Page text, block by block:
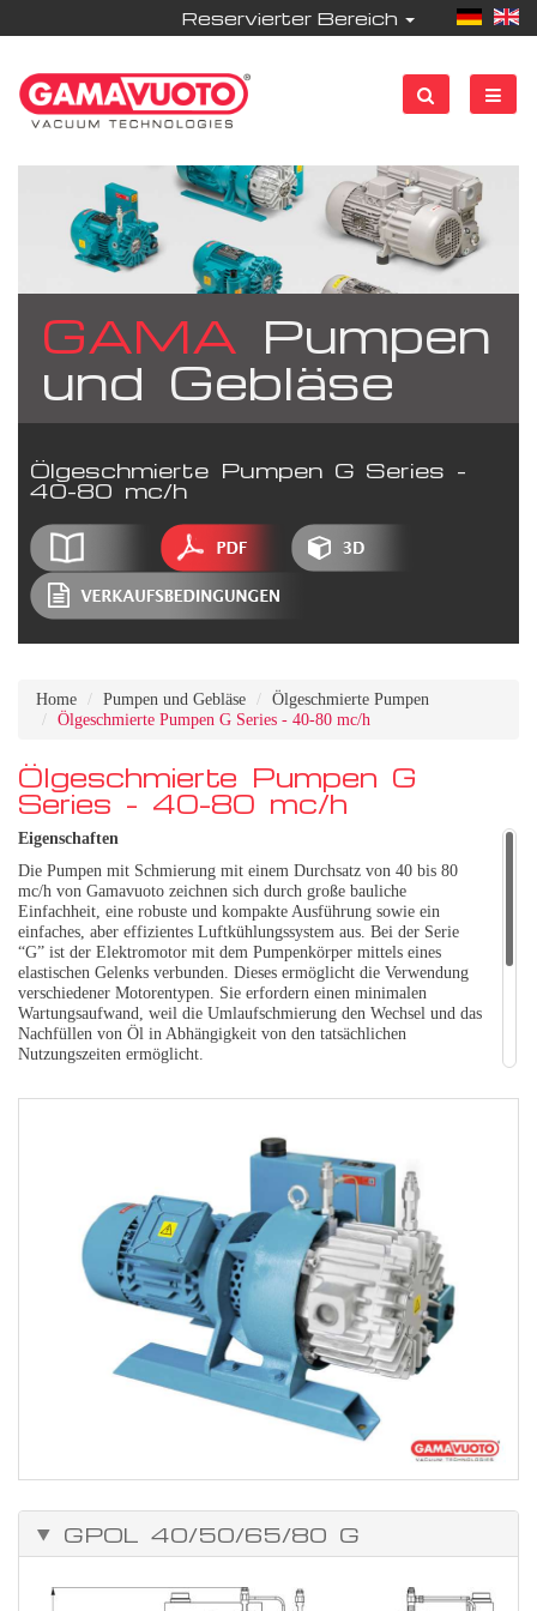
Reservierter Bereich
GAMA Pumpen
und Gebläse
Ölgeschmierte Pumpen G Series -
40-80 mc/h
Home Pumpen und Gebläse
Ölgeschmierte Pumpen
Ölgeschmierte Pumpen G Series - 40-80 mc/h
Ölgeschmierte Pumpen G
Series - 40-80 mc/h
Eigenschaften
Die Pumpen mit Schmierung mit einem Durchsatz von 40 bis 80
mc/h von Gamavuoto zeichnen sich durch große bauliche
Einfachheit, eine robuste und kompakte Ausführung sowie ein
einfaches, aber effizientes Luftkühlungssystem aus. Bei der Serie
“G” ist der Elektromotor mit dem Pumpenkörper mittels eines
elastischen Gelenks verbunden. Dieses ermöglicht die Verwendung
verschiedener Motorentypen. Sie erfordern einen minimalen
Wartungsaufwand, weil die Umlaufschmierung den Wechsel und das
Nachfüllen von Öl in Abhängigkeit von den tatsächlichen
Nutzungszeiten ermöglicht.
zum Motor vorbereiten und die korrekte Drehrichtung der Pumpe
ACHTUNG! Die entgegengesetzte Drehrichtung des Elektromotors
kann den Defekt der Absaugeinheit verursachen.
GPOL 40/50/65/80 G